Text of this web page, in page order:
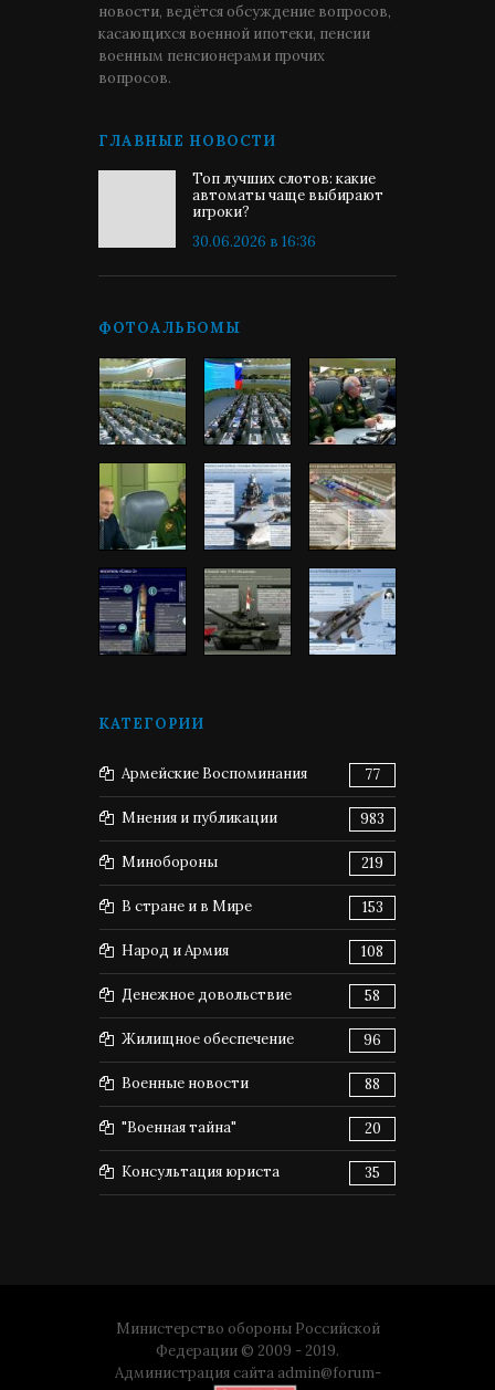
новости, ведётся обсуждение вопросов,
касающихся военной ипотеки, пенсии
военным пенсионерами прочих
вопросов.
ГЛАВНЫЕ НОВОСТИ
Топ лучших слотов: какие
автоматы чаще выбирают
игроки?
30.06.2026 в 16:36
ФОТОАЛЬБОМЫ
КАТЕГОРИИ
Армейские Воспоминания 77
Мнения и публикации 983
Минобороны 219
В стране и в Мире 153
Народ и Армия 108
Денежное довольствие 58
Жилищное обеспечение 96
Военные новости 88
"Военная тайна" 20
Консультация юриста 35
Министерство обороны Российской
Федерации © 2009 - 2019.
Администрация сайта admin@forum-